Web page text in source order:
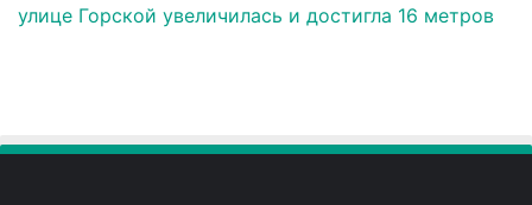
улице Горской увеличилась и достигла 16 метров